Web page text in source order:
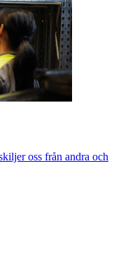
oss från andra och